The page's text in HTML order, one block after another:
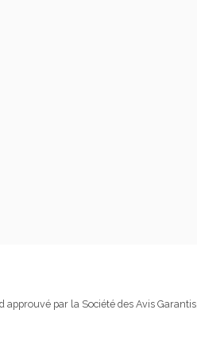
approuvé par la Société des Avis Garantis,